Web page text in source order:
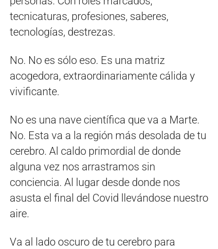
tecnicaturas, profesiones, saberes,
tecnologías, destrezas.
No. No es sólo eso. Es una matriz
acogedora, extraordinariamente cálida y
vivificante.
No es una nave científica que va a Marte.
No. Esta va a la región más desolada de tu
cerebro. Al caldo primordial de donde
alguna vez nos arrastramos sin
conciencia. Al lugar desde donde nos
asusta el final del Covid llevándose nuestro
aire.
Va al lado oscuro de tu cerebro para